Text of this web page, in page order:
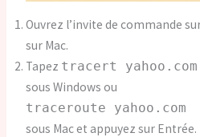
Ouvrez l’invite de commande
sur Mac.
Tapez tracert yahoo.com
sous Windows ou
traceroute yahoo.com
sous Mac et appuyez sur Entrée.